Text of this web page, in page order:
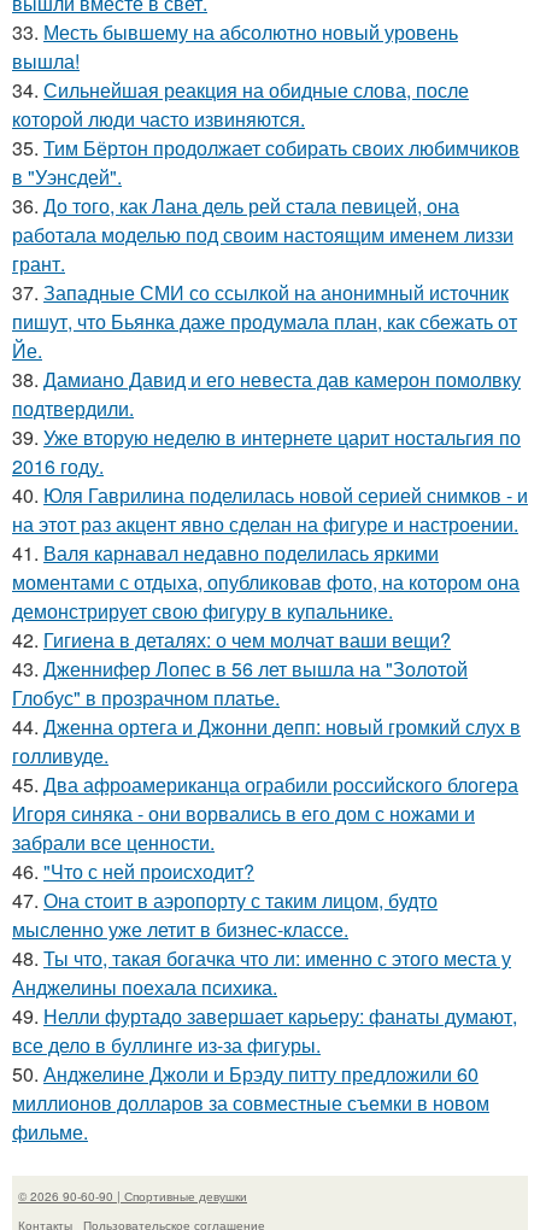
33. Месть бывшему на абсолютно новый уровень
вышла!
34. Сильнейшая реакция на обидные слова, после
которой люди часто извиняются.
35. Тим Бёртон продолжает собирать своих любимчиков
в "Уэнсдей".
36. До того, как Лана дель рей стала певицей, она
работала моделью под своим настоящим именем лиззи
грант.
37. Западные СМИ со ссылкой на анонимный источник
пишут, что Бьянка даже продумала план, как сбежать от
Йе.
38. Дамиано Давид и его невеста дав камерон помолвку
подтвердили.
39. Уже вторую неделю в интернете царит ностальгия по
2016 году.
40. Юля Гаврилина поделилась новой серией снимков - и
на этот раз акцент явно сделан на фигуре и настроении.
41. Валя карнавал недавно поделилась яркими
моментами с отдыха, опубликовав фото, на котором она
демонстрирует свою фигуру в купальнике.
42. Гигиена в деталях: о чем молчат ваши вещи?
43. Дженнифер Лопес в 56 лет вышла на "Золотой
Глобус" в прозрачном платье.
44. Дженна ортега и Джонни депп: новый громкий слух в
голливуде.
45. Два афроамериканца ограбили российского блогера
Игоря синяка - они ворвались в его дом с ножами и
забрали все ценности.
46. "Что с ней происходит?
47. Она стоит в аэропорту с таким лицом, будто
мысленно уже летит в бизнес-классе.
48. Ты что, такая богачка что ли: именно с этого места у
Анджелины поехала психика.
49. Нелли фуртадо завершает карьеру: фанаты думают,
все дело в буллинге из-за фигуры.
50. Анджелине Джоли и Брэду питту предложили 60
миллионов долларов за совместные съемки в новом
фильме.
© 2026 90-60-90 | Спортивные девушки
Контакты
Пользовательское соглашение